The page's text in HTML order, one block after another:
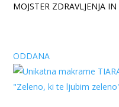
MOJSTER ZDRAVLJENJA
ODDANA